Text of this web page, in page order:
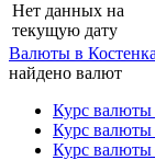
Нет данных на
текущую дату
Валюты в
найдено валют
Курс валюты
Курс валюты
Курс валюты